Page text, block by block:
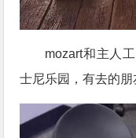
mozart和主人
士尼乐园，有去的朋